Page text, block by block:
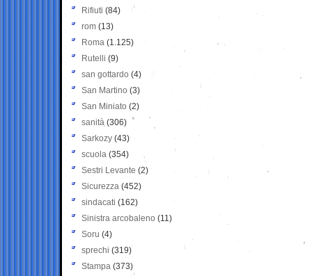
Rifiuti (84)
rom (13)
Roma (1.125)
Rutelli (9)
san gottardo (4)
San Martino (3)
San Miniato (2)
sanità (306)
Sarkozy (43)
scuola (354)
Sestri Levante (2)
Sicurezza (452)
sindacati (162)
Sinistra arcobaleno (11)
Soru (4)
sprechi (319)
Stampa (373)